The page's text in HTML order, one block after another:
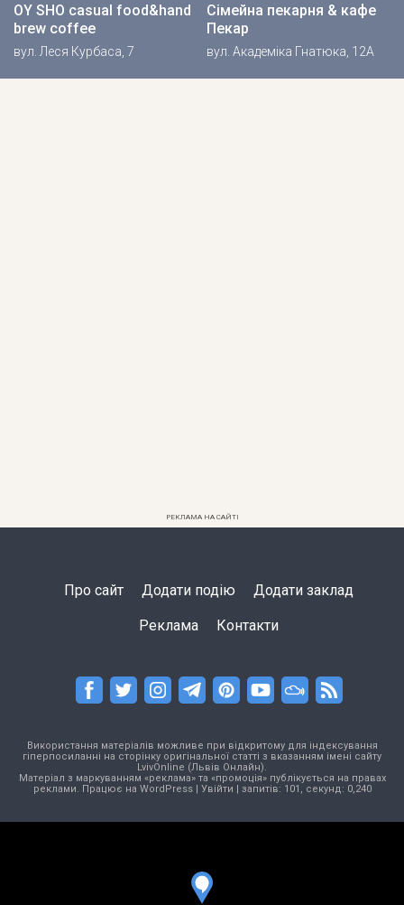
OY SHO casual food&hand
brew coffee
вул. Леся Курбаса, 7
Сімейна пекарня & кафе
Пекар
вул. Академіка Гнатюка, 12А
РЕКЛАМА НА САЙТІ
Про сайт Додати подію Додати заклад
Реклама Контакти
Використання матеріалів можливе при відкритому для індексування
гіперпосиланні на сторінку оригінальної статті з вказанням імені сайту
LvivOnline (Львів Онлайн).
Матеріал з маркуванням «реклама» та «промоція» публікується на правах
реклами. Працює на WordPress| Увійти | запитів: 101, секунд: 0,240